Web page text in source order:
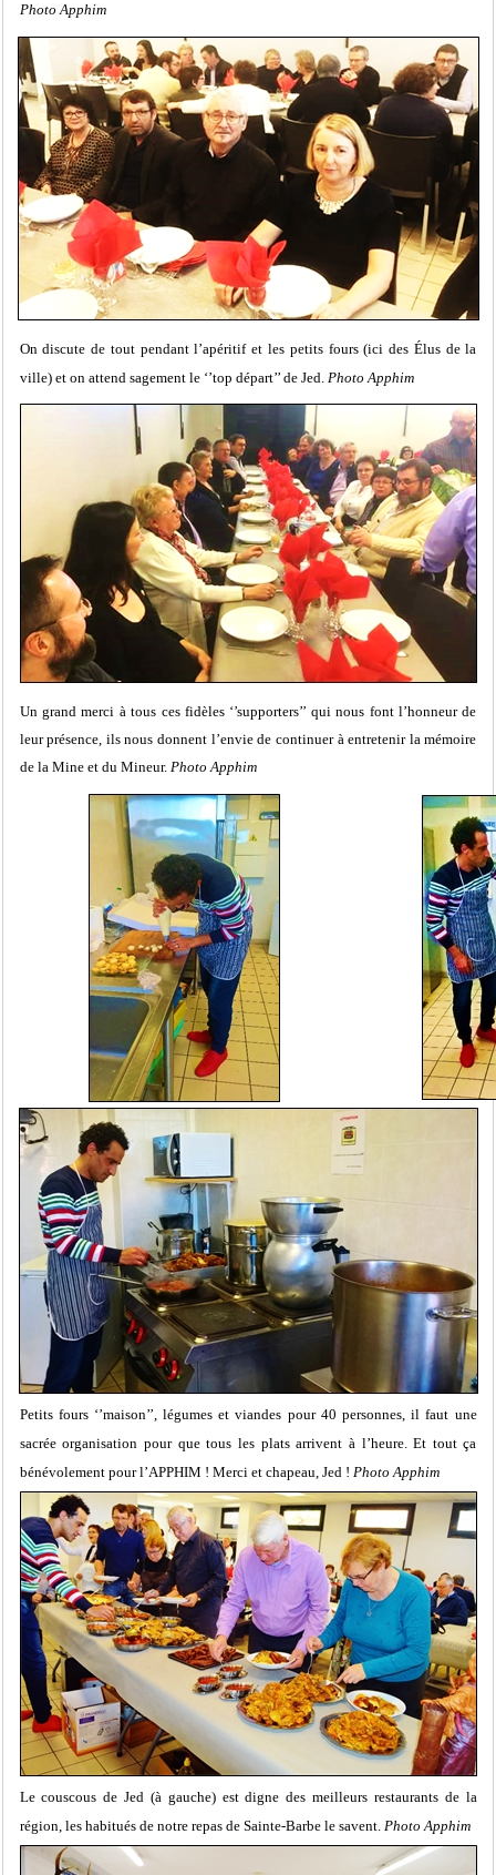
Photo Apphim
On discute de tout pendant l’apéritif et les petits fours (ici des Élus de la
ville) et on attend sagement le ‘’top départ’’ de Jed. Photo Apphim
Un grand merci à tous ces fidèles ‘’supporters’’ qui nous font l’honneur de
leur présence, ils nous donnent l’envie de continuer à entretenir la mémoire
de la Mine et du Mineur. Photo Apphim
Petits fours ‘’maison’’, légumes et viandes pour 40 personnes, il faut une
sacrée organisation pour que tous les plats arrivent à l’heure. Et tout ça
bénévolement pour l’APPHIM ! Merci et chapeau, Jed ! Photo Apphim
Le couscous de Jed (à gauche) est digne des meilleurs restaurants de la
région, les habitués de notre repas de Sainte-Barbe le savent. Photo Apphim